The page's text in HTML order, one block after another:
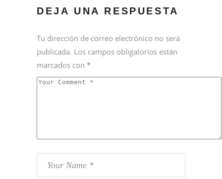
DEJA UNA RESPUESTA
Tu dirección de correo electrónico no será
publicada. Los campos obligatorios están
marcados con *